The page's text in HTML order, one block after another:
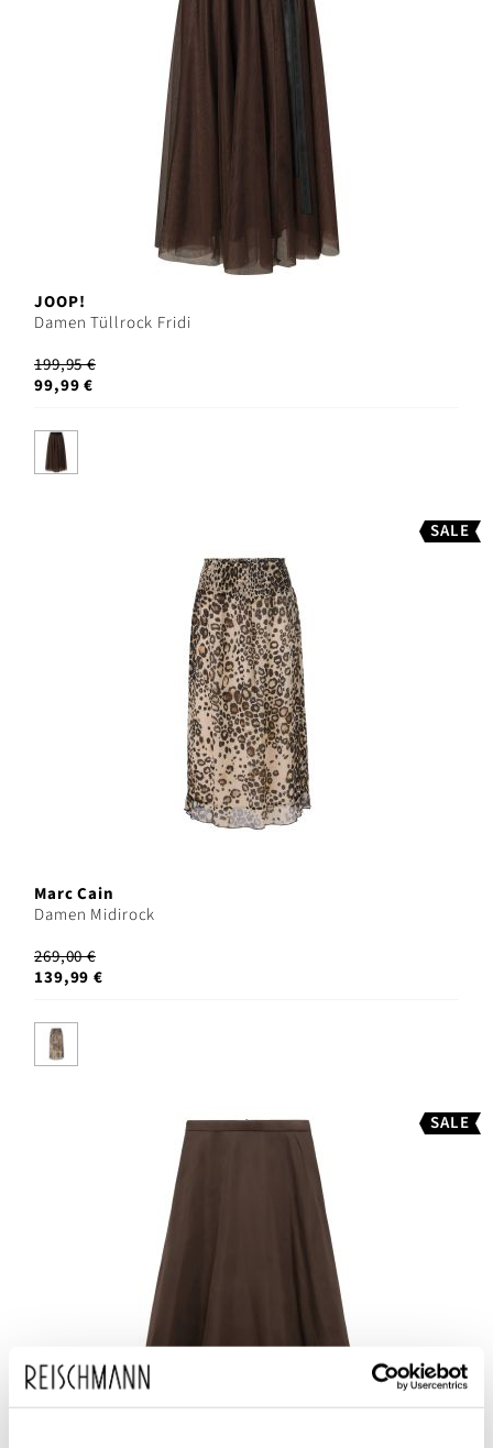
JOOP!
Damen Tüllrock Fridi
199,95 €
99,99 €
SALE
Marc Cain
Damen Midirock
269,00 €
139,99 €
SALE